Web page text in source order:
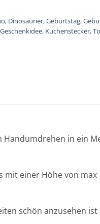
, Dinosaurier,Geburtstag,
Geschenkidee, Kuchenstecker,
Handumdrehen in ein
mit einer Höhe von max
schön anzusehen ist